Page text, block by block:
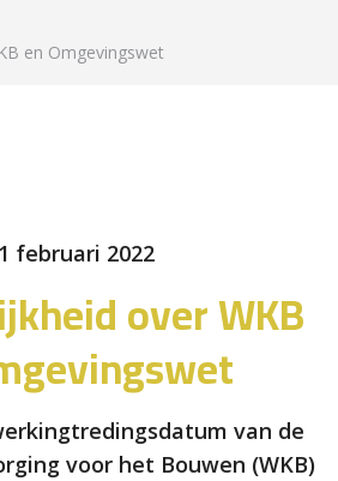
en Omgevingswet
februari 2022
over WKB
van de
voor het Bouwen (WKB)